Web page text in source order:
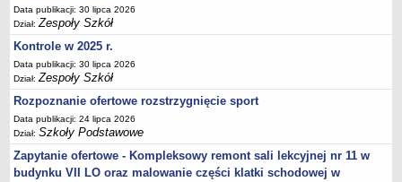
Statut
Majątek
Ogłoszenia
Zarządzenia
Rejestry, ewidencje, archiwa
Kontrole
PONOWNE WYKORZYSTYWANIE
Data publikacji: 30 lipca 2026
Dział:Zespoły Szkół
Kontrole w 2025 r.
Data publikacji: 30 lipca 2026
Dział:Zespoły Szkół
Rozpoznanie ofertowe rozstrzygnięcie sport
Data publikacji: 24 lipca 2026
Dział:Szkoły Podstawowe
Zapytanie ofertowe - Kompleksowy remont sali lekcyjnej nr 11 w
budynku VII LO oraz malowanie części klatki schodowej w